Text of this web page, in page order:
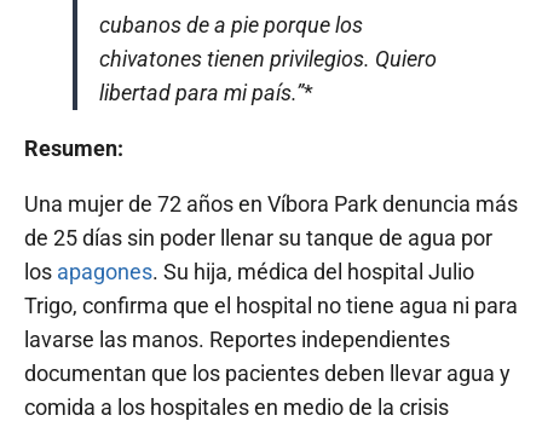
cubanos de a pie porque los
chivatones tienen privilegios. Quiero
libertad para mi país.”*
Resumen:
Una mujer de 72 años en Víbora Park denuncia más
de 25 días sin poder llenar su tanque de agua por
los apagones. Su hija, médica del hospital Julio
Trigo, confirma que el hospital no tiene agua ni para
lavarse las manos. Reportes independientes
documentan que los pacientes deben llevar agua y
comida a los hospitales en medio de la crisis